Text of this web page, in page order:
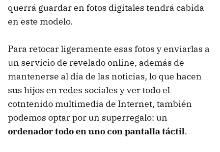
querrá guardar en fotos digitales tendrá cabida
en este modelo.
Para retocar ligeramente esas fotos y enviarlas a
un servicio de revelado online, además de
mantenerse al día de las noticias, lo que hacen
sus hijos en redes sociales y ver todo el
cotntenido multimedia de Internet, también
podemos optar por un superregalo: un
ordenador todo en uno con pantalla táctil.